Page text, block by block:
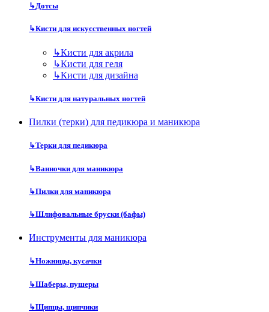
↳Дотсы
↳Кисти для искусственных ногтей
↳Кисти для акрила
↳Кисти для геля
↳Кисти для дизайна
↳Кисти для натуральных ногтей
Пилки (терки) для педикюра и маникюра
↳Терки для педикюра
↳Ванночки для маникюра
↳Пилки для маникюра
↳Шлифовальные бруски (бафы)
Инструменты для маникюра
↳Ножницы, кусачки
↳Шаберы, пушеры
↳Щипцы, щипчики